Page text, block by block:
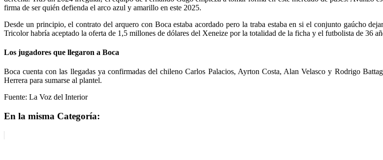
firma de ser quién defienda el arco azul y amarillo en este 2025.
Desde un principio, el contrato del arquero con Boca estaba acordado pero la traba estaba en si el conjunto gaúcho
Tricolor habría aceptado la oferta de 1,5 millones de dólares del Xeneize por la totalidad de la ficha y el futbolista de 36
Los jugadores que llegaron a Boca
Boca cuenta con las llegadas ya confirmadas del chileno Carlos Palacios, Ayrton Costa, Alan Velasco y Rodrigo
Herrera para sumarse al plantel.
Fuente: La Voz del Interior
En la misma Categoría: